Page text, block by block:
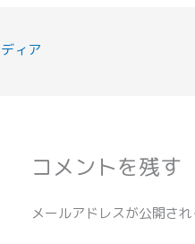
ィア
コメントを残す
メールアドレスが公開され